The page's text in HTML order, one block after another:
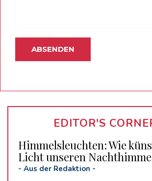
EDITOR'S
Himmelsleuchten: Wie
Licht unseren
- Aus der Redaktion -